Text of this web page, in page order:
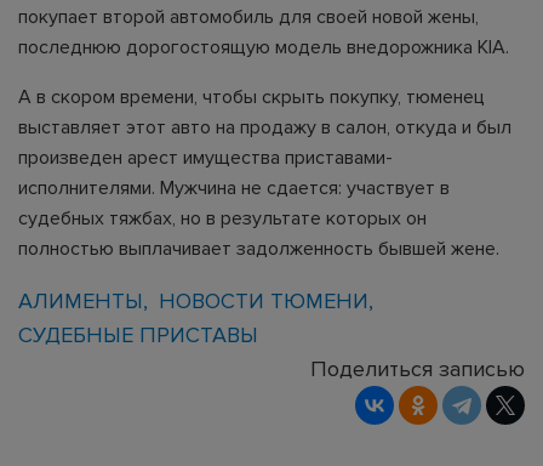
покупает второй автомобиль для своей новой жены,
последнюю дорогостоящую модель внедорожника KIA.
А в скором времени, чтобы скрыть покупку, тюменец
выставляет этот авто на продажу в салон, откуда и был
произведен арест имущества приставами-
исполнителями. Мужчина не сдается: участвует в
судебных тяжбах, но в результате которых он
полностью выплачивает задолженность бывшей жене.
АЛИМЕНТЫ
НОВОСТИ ТЮМЕНИ
СУДЕБНЫЕ ПРИСТАВЫ
Поделиться записью